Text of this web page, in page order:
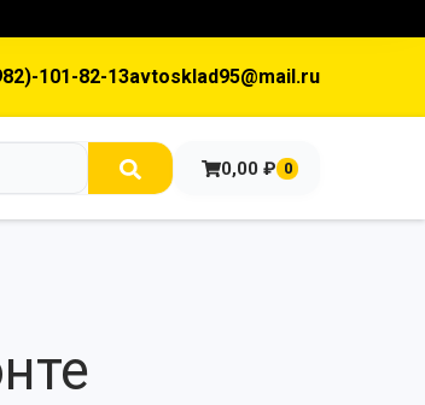
101-82-13avtosklad95@mail.ru
0,00 ₽ 0